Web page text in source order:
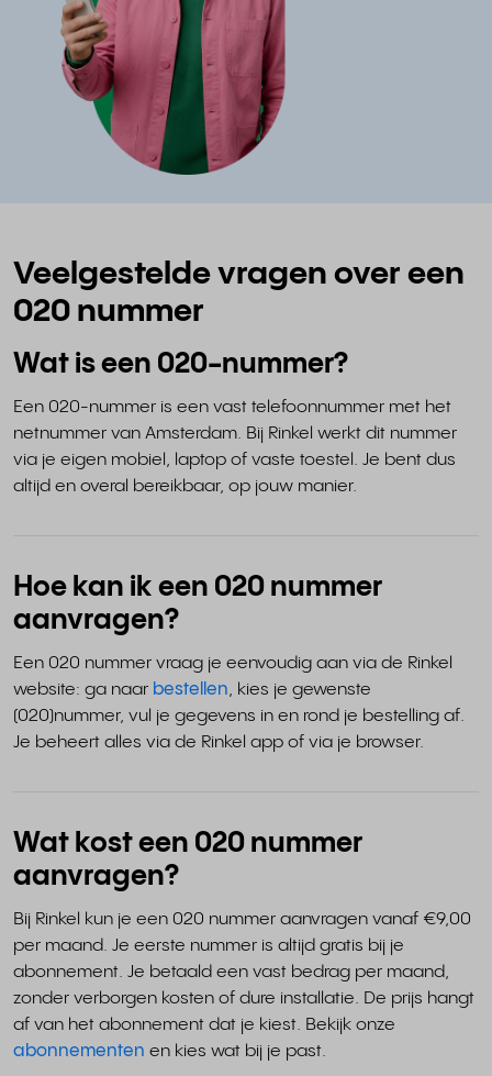
Veelgestelde vragen over een
020 nummer
Wat is een 020-nummer?
Een 020-nummer is een vast telefoonnummer met het
netnummer van Amsterdam. Bij Rinkel werkt dit nummer
via je eigen mobiel, laptop of vaste toestel. Je bent dus
altijd en overal bereikbaar, op jouw manier.
Hoe kan ik een 020 nummer
aanvragen?
Een 020 nummer vraag je eenvoudig aan via de Rinkel
website: ga naar bestellen, kies je gewenste
(020)nummer, vul je gegevens in en rond je bestelling af.
Je beheert alles via de Rinkel app of via je browser.
Wat kost een 020 nummer
aanvragen?
Bij Rinkel kun je een 020 nummer aanvragen vanaf €9,00
per maand. Je eerste nummer is altijd gratis bij je
abonnement. Je betaald een vast bedrag per maand,
zonder verborgen kosten of dure installatie. De prijs hangt
af van het abonnement dat je kiest. Bekijk onze
abonnementen en kies wat bij je past.